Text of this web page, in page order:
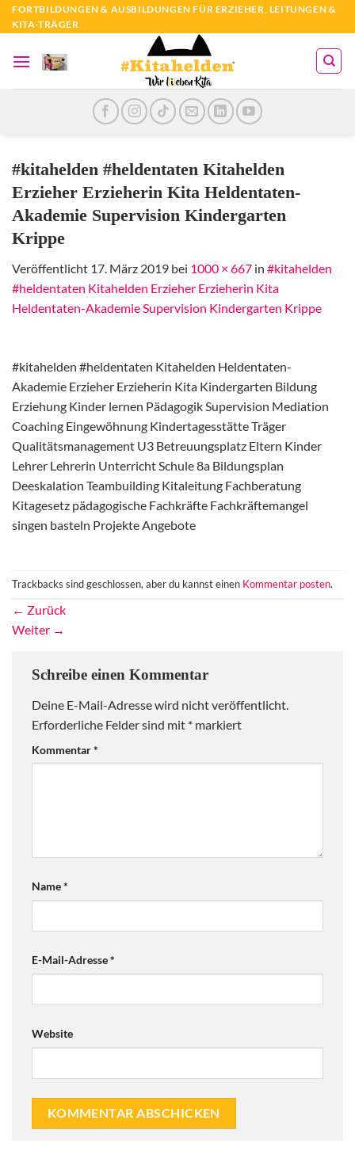
Zum
Inhalt
FORTBILDUNGEN & AUSBILDUNGEN FÜR ERZIEHER, LEITUNGEN &
KITA-TRÄGER
#kitahelden #heldentaten Kitahelden
Erzieher Erzieherin Kita Heldentaten-
Akademie Supervision Kindergarten
Krippe
Veröffentlicht 17. März 2019 bei 1000 × 667 in #kitahelden
#heldentaten Kitahelden Erzieher Erzieherin Kita
Heldentaten-Akademie Supervision Kindergarten Krippe
#kitahelden #heldentaten Kitahelden Heldentaten-
Akademie Erzieher Erzieherin Kita Kindergarten Bildung
Erziehung Kinder lernen Pädagogik Supervision Mediation
Coaching Eingewöhnung Kindertagesstätte Träger
Qualitätsmanagement U3 Betreuungsplatz Eltern Kinder
Lehrer Lehrerin Unterricht Schule 8a Bildungsplan
Deeskalation Teambuilding Kitaleitung Fachberatung
Kitagesetz pädagogische Fachkräfte Fachkräftemangel
singen basteln Projekte Angebote
Trackbacks sind geschlossen, aber du kannst einen Kommentar posten.
← Zurück
Weiter →
Schreibe einen Kommentar
Deine E-Mail-Adresse wird nicht veröffentlicht.
Erforderliche Felder sind mit * markiert
Kommentar*
Name*
E-Mail-Adresse*
Website